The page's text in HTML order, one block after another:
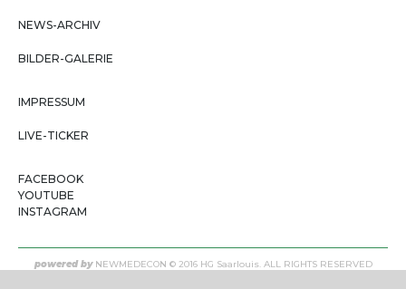
NEWS-ARCHIV
BILDER-GALERIE
IMPRESSUM
LIVE-TICKER
FACEBOOK
YOUTUBE
INSTAGRAM
powered by NEWMEDECON © 2016 HG Saarlouis. ALL RIGHTS RESERVED